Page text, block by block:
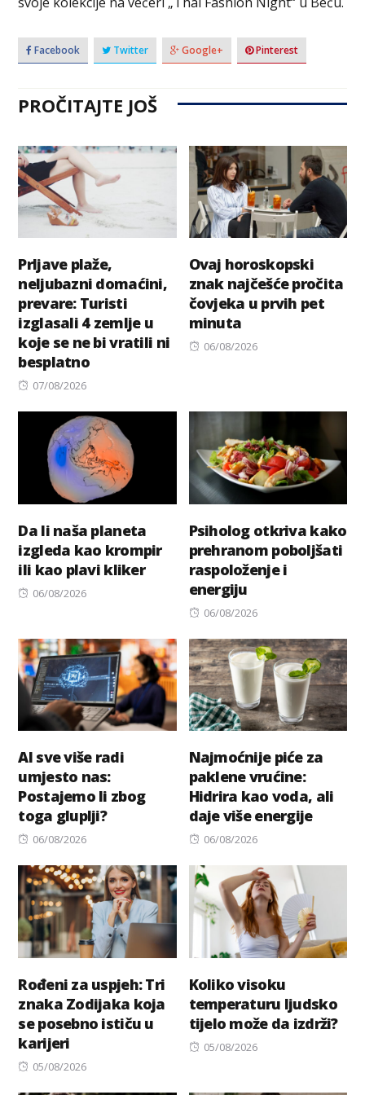
Facebook Twitter Google+ Pinterest
PROČITAJTE JOŠ
Prljave plaže,
neljubazni domaćini,
prevare: Turisti
izglasali 4 zemlje u
koje se ne bi vratili ni
besplatno
Posted
07/08/2026
Ovaj horoskopski
znak najčešće pročita
čovjeka u prvih pet
minuta
Posted
06/08/2026
Da li naša planeta
izgleda kao krompir
ili kao plavi kliker
Posted
06/08/2026
Psiholog otkriva kako
prehranom poboljšati
raspoloženje i
energiju
Posted
06/08/2026
AI sve više radi
umjesto nas:
Postajemo li zbog
toga gluplji?
Posted
06/08/2026
Najmoćnije piće za
paklene vrućine:
Hidrira kao voda, ali
daje više energije
Posted
06/08/2026
Rođeni za uspjeh: Tri
znaka Zodijaka koja
se posebno ističu u
karijeri
Posted
05/08/2026
Koliko visoku
temperaturu ljudsko
tijelo može da izdrži?
Posted
05/08/2026